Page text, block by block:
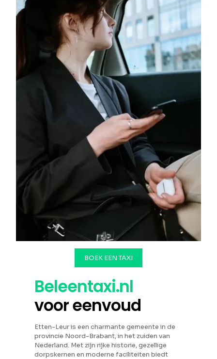
BOEK EEN TAXI
Beleentaxi.nl
voor eenvoud
Etten-Leur is een charmante gemeente in de
provincie Noord-Brabant, in het zuiden van
Nederland. Met zijn rijke historie, gezellige
dorpskernen en moderne faciliteiten biedt